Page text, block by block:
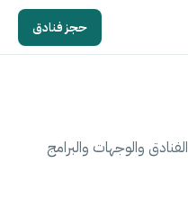
حجز فنادق
والوجهات والبرامج